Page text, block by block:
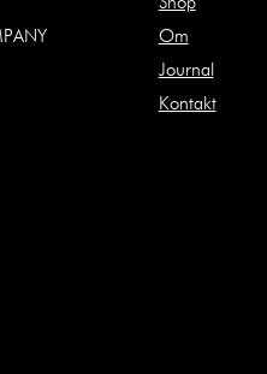
Om
Journal
Kontakt